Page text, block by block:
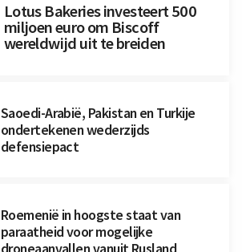
Lotus Bakeries investeert 500
miljoen euro om Biscoff
wereldwijd uit te breiden
Saoedi-Arabië, Pakistan en Turkije
ondertekenen wederzijds
defensiepact
Roemenië in hoogste staat van
paraatheid voor mogelijke
droneaanvallen vanuit Rusland